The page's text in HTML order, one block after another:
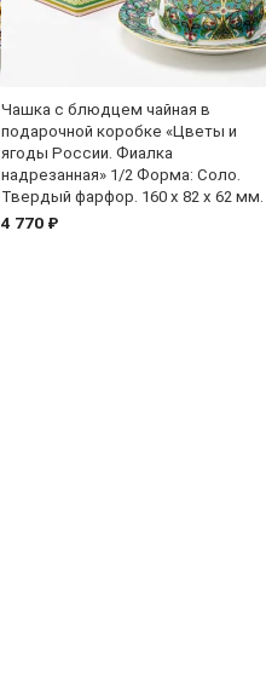
Чашка с блюдцем чайная в
подарочной коробке «Цветы и
ягоды России. Фиалка
надрезанная» 1/2 Форма: Соло.
Твердый фарфор. 160 x 82 x 62 мм.
4 770 ₽